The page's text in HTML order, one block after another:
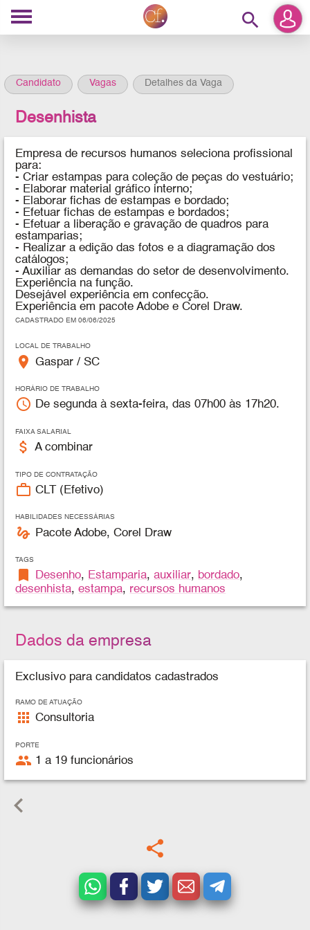
search
Candidato Vagas Detalhes da Vaga
Desenhista
Empresa de recursos humanos seleciona profissional
para:
- Criar estampas para coleção de peças do vestuário;
- Elaborar material gráfico interno;
- Elaborar fichas de estampas e bordado;
- Efetuar fichas de estampas e bordados;
- Efetuar a liberação e gravação de quadros para
estamparias;
- Realizar a edição das fotos e a diagramação dos
catálogos;
- Auxiliar as demandas do setor de desenvolvimento.
Experiência na função.
Desejável experiência em confecção.
Experiência em pacote Adobe e Corel Draw.
CADASTRADO EM 06/06/2025
LOCAL DE TRABALHO
place Gaspar / SC
HORÁRIO DE TRABALHO
access_time De segunda à sexta-feira, das 07h00 às 17h20.
FAIXA SALARIAL
attach_money A combinar
TIPO DE CONTRATAÇÃO
work_outline CLT (Efetivo)
HABILIDADES NECESSÁRIAS
gesture Pacote Adobe, Corel Draw
TAGS
bookmark Desenho, Estamparia,auxiliar, bordado,
desenhista,estampa, recursos humanos
Dados da empresa
Exclusivo para candidatos cadastrados
RAMO DE ATUAÇÃO
apps Consultoria
PORTE
people 1 a 19 funcionários
keyboard_arrow_left
share